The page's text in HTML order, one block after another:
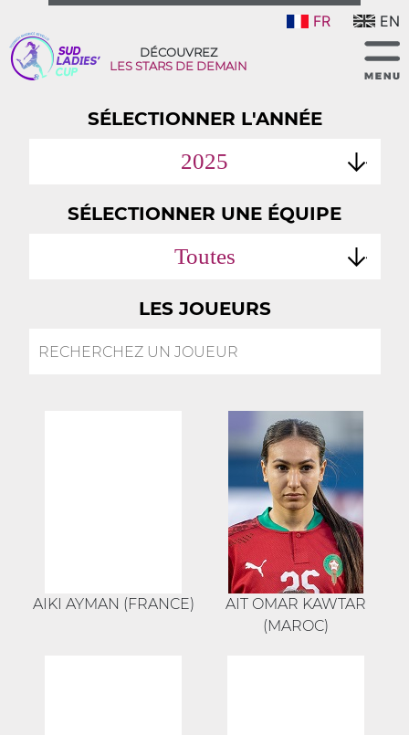
FR EN
DÉCOUVREZ
LES STARS DE DEMAIN
SÉLECTIONNER L'ANNÉE
2025
SÉLECTIONNER UNE ÉQUIPE
Toutes
LES JOUEURS
AIKI AYMAN (FRANCE)
AIT OMAR KAWTAR
(MAROC)